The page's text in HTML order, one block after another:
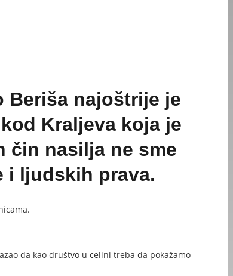
Beriša najoštrije je
Kraljeva koja je
čin nasilja ne sme
i ljudskih prava.
da kao društvo u celini treba da pokažamo